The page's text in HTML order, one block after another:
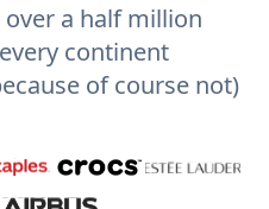
over a half million
continent
of course not)